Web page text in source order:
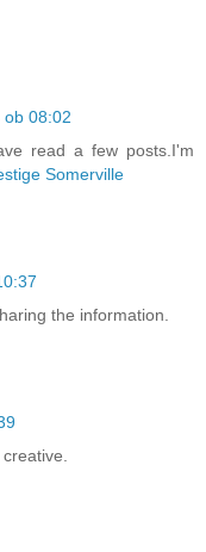
ob 08:02
read a few posts.I'm
Somerville
the information.